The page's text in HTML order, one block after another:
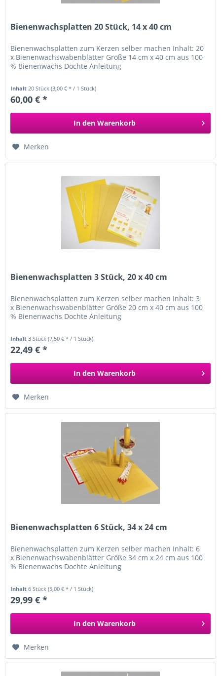
Bienenwachsplatten 20 Stück, 14 x 40 cm
Bienenwachsplatten zum Kerzen selber machen Inhalt: 20
x Bienenwachswabenblätter Größe 14 cm x 40 cm aus 100
% Bienenwachs Dochte Anleitung
Inhalt20 Stück(3,00 € * / 1 Stück)
60,00 € *
In den Warenkorb
Merken
Bienenwachsplatten 3 Stück, 20 x 40 cm
Bienenwachsplatten zum Kerzen selber machen Inhalt: 3
x Bienenwachswabenblätter Größe 20 cm x 40 cm aus 100
% Bienenwachs Dochte Anleitung
Inhalt 3 Stück(7,50 € * / 1 Stück)
22,49 € *
In den Warenkorb
Merken
Bienenwachsplatten 6 Stück, 34 x 24 cm
Bienenwachsplatten zum Kerzen selber machen Inhalt: 6
x Bienenwachswabenblätter Größe 34 cm x 24 cm aus 100
% Bienenwachs Dochte Anleitung
Inhalt6 Stück(5,00 € * / 1 Stück)
29,99 € *
In den Warenkorb
Merken